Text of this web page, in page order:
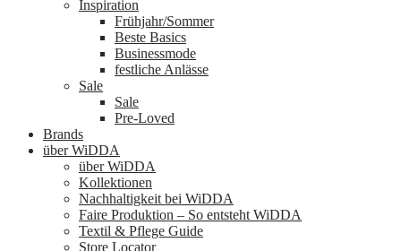
Inspiration
Frühjahr/Sommer
Beste Basics
Businessmode
festliche Anlässe
Sale
Sale
Pre-Loved
Brands
über WiDDA
über WiDDA
Kollektionen
Nachhaltigkeit bei WiDDA
Faire Produktion – So entsteht WiDDA
Textil & Pflege Guide
Store Locator